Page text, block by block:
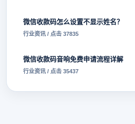
微信收款码怎么设置不显示姓名？
行业资讯 / 点击 37835
微信收款码音响免费申请流程详解
行业资讯 / 点击 35437